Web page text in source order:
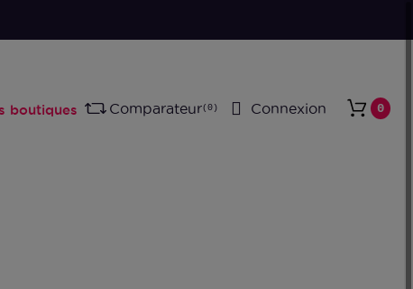
boutiques Comparateur 0 Connexion 0